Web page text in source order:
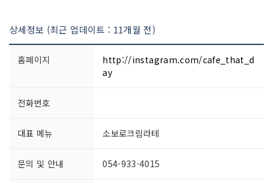
상세정보 (최근 업데이트 : 11개월 전)
홈페이지
http://instagram.com/cafe_that_d
ay
전화번호
대표 메뉴 소보로크림라테
문의 및 안내 054-933-4015